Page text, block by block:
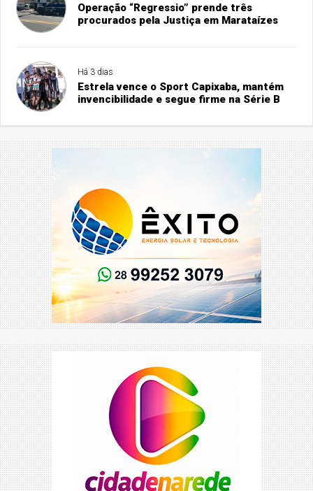
Operação “Regressio” prende três
procurados pela Justiça em Marataízes
Há 3 dias
Estrela vence o Sport Capixaba, mantém
invencibilidade e segue firme na Série B